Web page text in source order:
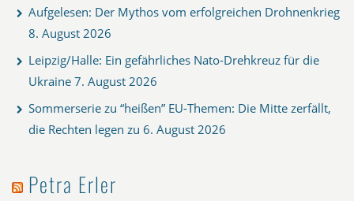
Aufgelesen: Der Mythos vom erfolgreichen Drohnenkrieg
8. August 2026
Leipzig/Halle: Ein gefährliches Nato-Drehkreuz für die
Ukraine 7. August 2026
Sommerserie zu “heißen” EU-Themen: Die Mitte zerfällt,
die Rechten legen zu 6. August 2026
Petra Erler